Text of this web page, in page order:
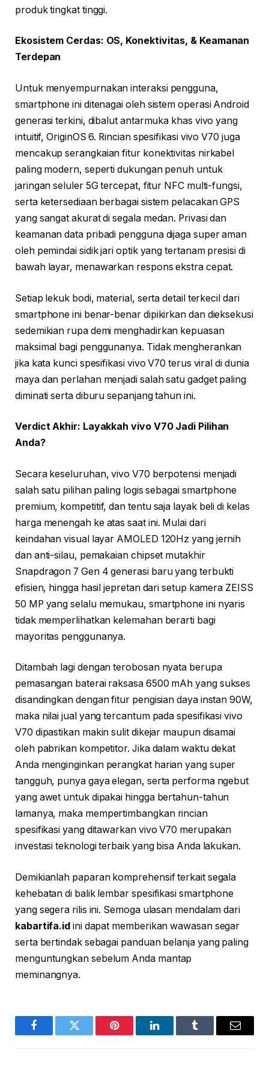
produk tingkat tinggi.
Ekosistem Cerdas: OS, Konektivitas, & Keamanan
Terdepan
Untuk menyempurnakan interaksi pengguna,
smartphone ini ditenagai oleh sistem operasi Android
generasi terkini, dibalut antarmuka khas vivo yang
intuitif, OriginOS 6. Rincian spesifikasi vivo V70 juga
mencakup serangkaian fitur konektivitas nirkabel
paling modern, seperti dukungan penuh untuk
jaringan seluler 5G tercepat, fitur NFC multi-fungsi,
serta ketersediaan berbagai sistem pelacakan GPS
yang sangat akurat di segala medan. Privasi dan
keamanan data pribadi pengguna dijaga super aman
oleh pemindai sidik jari optik yang tertanam presisi di
bawah layar, menawarkan respons ekstra cepat.
Setiap lekuk bodi, material, serta detail terkecil dari
smartphone ini benar-benar dipikirkan dan dieksekusi
sedemikian rupa demi menghadirkan kepuasan
maksimal bagi penggunanya. Tidak mengherankan
jika kata kunci spesifikasi vivo V70 terus viral di dunia
maya dan perlahan menjadi salah satu gadget paling
diminati serta diburu sepanjang tahun ini.
Verdict Akhir: Layakkah vivo V70 Jadi Pilihan
Anda?
Secara keseluruhan, vivo V70 berpotensi menjadi
salah satu pilihan paling logis sebagai smartphone
premium, kompetitif, dan tentu saja layak beli di kelas
harga menengah ke atas saat ini. Mulai dari
keindahan visual layar AMOLED 120Hz yang jernih
dan anti-silau, pemakaian chipset mutakhir
Snapdragon 7 Gen 4 generasi baru yang terbukti
efisien, hingga hasil jepretan dari setup kamera ZEISS
50 MP yang selalu memukau, smartphone ini nyaris
tidak memperlihatkan kelemahan berarti bagi
mayoritas penggunanya.
Ditambah lagi dengan terobosan nyata berupa
pemasangan baterai raksasa 6500 mAh yang sukses
disandingkan dengan fitur pengisian daya instan 90W,
maka nilai jual yang tercantum pada spesifikasi vivo
V70 dipastikan makin sulit dikejar maupun disamai
oleh pabrikan kompetitor. Jika dalam waktu dekat
Anda menginginkan perangkat harian yang super
tangguh, punya gaya elegan, serta performa ngebut
yang awet untuk dipakai hingga bertahun-tahun
lamanya, maka mempertimbangkan rincian
spesifikasi yang ditawarkan vivo V70 merupakan
investasi teknologi terbaik yang bisa Anda lakukan.
Demikianlah paparan komprehensif terkait segala
kehebatan di balik lembar spesifikasi smartphone
yang segera rilis ini. Semoga ulasan mendalam dari
kabartifa.id ini dapat memberikan wawasan segar
serta bertindak sebagai panduan belanja yang paling
menguntungkan sebelum Anda mantap
meminangnya.
FacebookTwitter Pinterest LinkedInTumblr Email